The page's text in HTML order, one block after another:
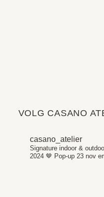
VOLG CASANO
casano_atelier
Signature indoor &
2024 🤎 Pop-up 23 nov